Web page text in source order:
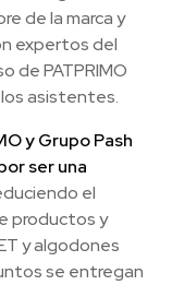
de la marca y
expertos del
de PATPRIMO
asistentes.
y Grupo Pash
ser una
el
productos y
y algodones
se entregan